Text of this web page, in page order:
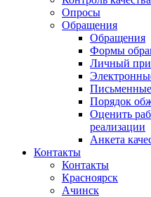
Опросы
Обращения
Обращения
Формы
Личный
Порядок
Оценить
реализации
Анкета
Контакты
Контакты
Красноярск
Ачинск